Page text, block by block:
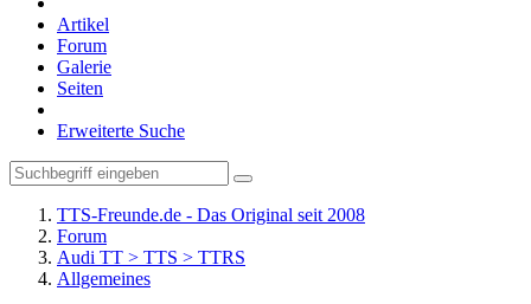
Artikel
Forum
Galerie
Seiten
Erweiterte Suche
TTS-Freunde.de - Das Original seit 2008
Forum
Audi TT > TTS > TTRS
Allgemeines